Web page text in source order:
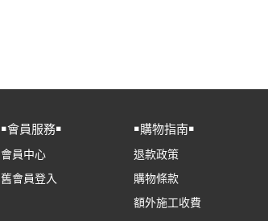
￭會員服務￭
會員中心
舊會員登入
￭購物指南￭
退款政策
購物條款
額外施工收費